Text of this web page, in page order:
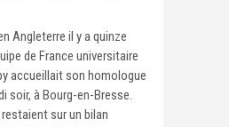
Angleterre il y a quinze
de France universitaire
accueillait son homologue
soir, à Bourg-en-Bresse.
sur un bilan